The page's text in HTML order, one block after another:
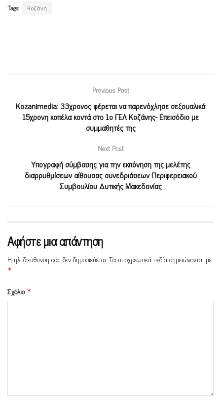
Tags: Κοζάνη
Previous Post
Kozanimedia: 33χρονος φέρεται να παρενόχλησε σεξουαλικά
15χρονη κοπέλα κοντά στο 1ο ΓΕΛ Κοζάνης- Επεισόδιο με
συμμαθητές της
Next Post
Υπογραφή σύμβασης για την εκπόνηση της μελέτης
διαρρυθμίσεων αίθουσας συνεδριάσεων Περιφερειακού
Συμβουλίου Δυτικής Μακεδονίας
Αφήστε μια απάντηση
Η ηλ. διεύθυνση σας δεν δημοσιεύεται.Τα υποχρεωτικά πεδία σημειώνονται με
*
Σχόλιο *